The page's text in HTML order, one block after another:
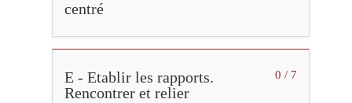
centré
0 / 7
E - Etablir les rapports.
Rencontrer et relier